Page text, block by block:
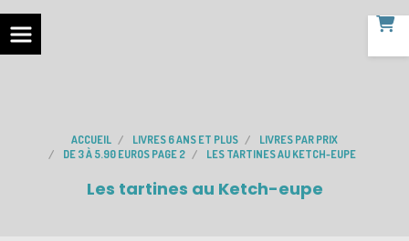
ACCUEIL LIVRES 6 ANS ET PLUS
LIVRES PAR PRIX
DE 3 À 5.90 EUROS PAGE 2
LES TARTINES AU KETCH-EUPE
Les tartines au Ketch-eupe